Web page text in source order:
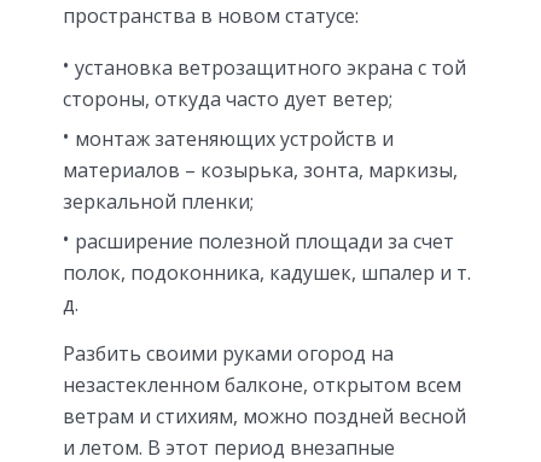
пространства в новом статусе:
установка ветрозащитного экрана с той
стороны, откуда часто дует ветер;
монтаж затеняющих устройств и
материалов – козырька, зонта, маркизы,
зеркальной пленки;
расширение полезной площади за счет
полок, подоконника, кадушек, шпалер и т.
д.
Разбить своими руками огород на
незастекленном балконе, открытом всем
ветрам и стихиям, можно поздней весной
и летом. В этот период внезапные